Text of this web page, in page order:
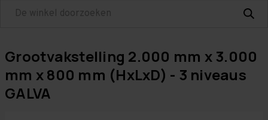
Zoeken
Grootvakstelling 2.000 mm x 3.000
mm x 800 mm (HxLxD) - 3 niveaus
GALVA